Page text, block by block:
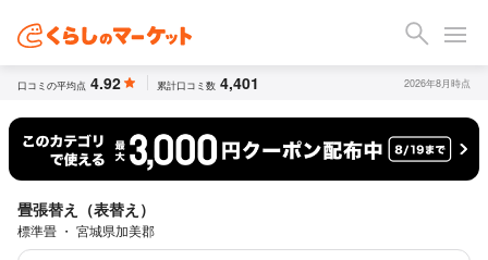
口コミの平均点 4.92 累計口コミ数 4,401 2026年8月時点
畳張替え（表替え）
標準畳 ・ 宮城県加美郡